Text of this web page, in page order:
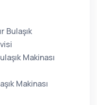
Bulaşık
Makinası
Makinası